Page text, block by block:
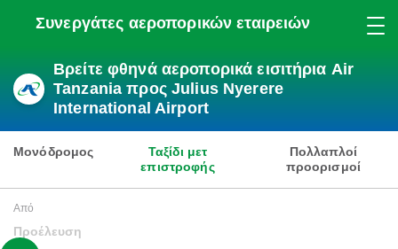
Συνεργάτες αεροπορικών εταιρειών
Βρείτε φθηνά αεροπορικά εισιτήρια Air
Tanzania προς Julius Nyerere
International Airport
Μονόδρομος
Ταξίδι μετ
επιστροφής
Πολλαπλοί
προορισμοί
Από
Προέλευση